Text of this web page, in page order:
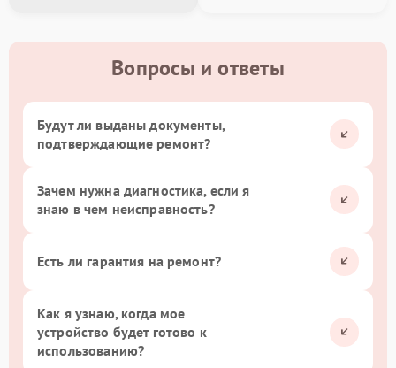
Вопросы и ответы
Будут ли выданы документы,
подтверждающие ремонт?
Зачем нужна диагностика, если я
знаю в чем неисправность?
Есть ли гарантия на ремонт?
Как я узнаю, когда мое
устройство будет готово к
использованию?